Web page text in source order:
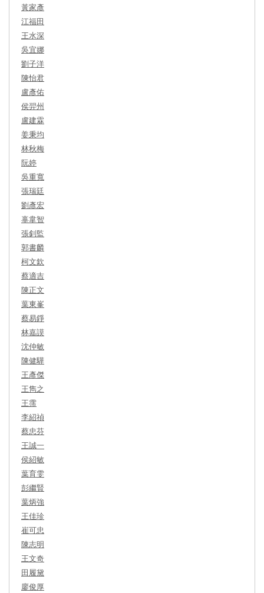
黃家彥
江福田
王水深
吳宜娜
劉子洋
陳怡君
盧彥佑
侯羿州
盧建霖
姜秉均
林秋梅
阮婷
吳重寬
張瑞廷
劉彥宏
辜韋智
張釗監
郭書麟
柯文欽
蔡適吉
陳正文
葉東峯
蔡易錚
林嘉謨
沈仲敏
陳健驊
王彥傑
王雋之
王霈
李紹禎
蔡忠芬
王誠一
侯紹敏
葉育雯
彭繼賢
葉炳強
王佳珍
崔可忠
陳志明
王文奇
田履黛
廖俊厚